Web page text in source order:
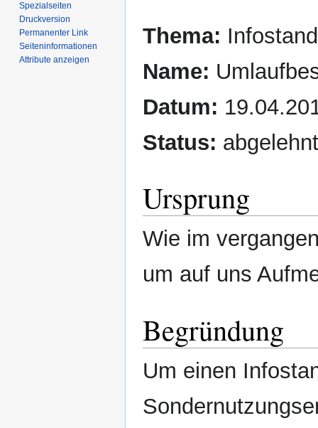
Thema:
Name:
Datum:
Status: abgelehnt
Ursprung
Wie im
um auf uns
Begründung
Um einen
Spezialseiten
Druckversion
Permanenter Link
Seiten­­informationen
Attribute anzeigen